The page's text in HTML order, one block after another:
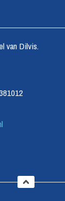
van Dilvis.